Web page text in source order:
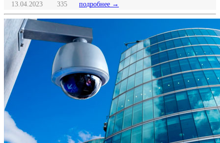
13.04.2023 335 подробнее →